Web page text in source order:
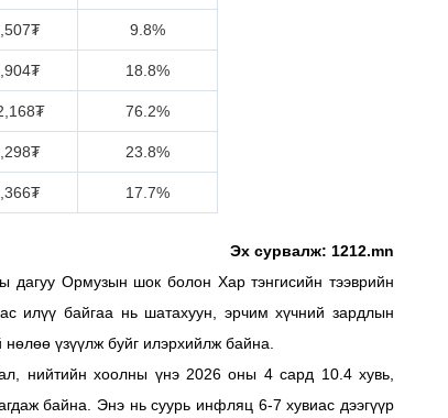
9.8%
18.8%
76.2%
23.8%
17.7%
Эх сурвалж: 1212.mn
дагуу Ормузын шок болон Хар тэнгисийн тээврийн
илүү байгаа нь шатахуун, эрчим хүчний зардлын
нөлөө үзүүлж буйг илэрхийлж байна.
нийтийн хоолны үнэ 2026 оны 4 сард 10.4 хувь,
байна. Энэ нь суурь инфляц 6-7 хувиас дээгүүр